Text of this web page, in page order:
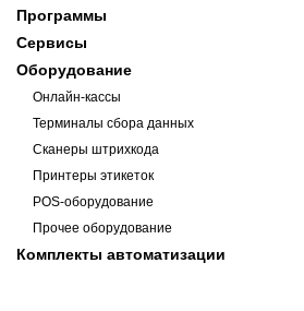
Программы
Сервисы
Оборудование
Онлайн-кассы
Терминалы сбора данных
Сканеры штрихкода
Принтеры этикеток
POS-оборудование
Прочее оборудование
Комплекты автоматизации